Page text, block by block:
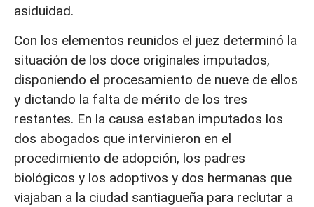
asiduidad.
Con los elementos reunidos el juez determinó la
situación de los doce originales imputados,
disponiendo el procesamiento de nueve de ellos
y dictando la falta de mérito de los tres
restantes. En la causa estaban imputados los
dos abogados que intervinieron en el
procedimiento de adopción, los padres
biológicos y los adoptivos y dos hermanas que
viajaban a la ciudad santiagueña para reclutar a